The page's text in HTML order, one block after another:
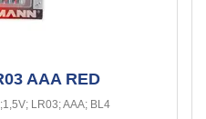
AAA RED
LR03; AAA; BL4